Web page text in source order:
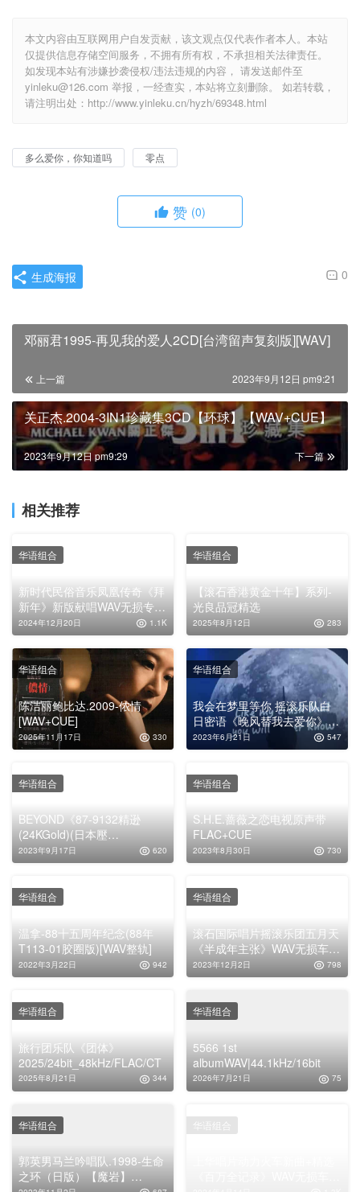
本文内容由互联网用户自发贡献，该文观点仅代表作者本人。本站
仅提供信息存储空间服务，不拥有所有权，不承担相关法律责任。
如发现本站有涉嫌抄袭侵权/违法违规的内容， 请发送邮件至
yinleku@126.com 举报，一经查实，本站将立刻删除。 如若转载，
请注明出处：http://www.yinleku.cn/hyzh/69348.html
多么爱你，你知道吗 零点
赞 (0)
0
生成海报
邓丽君1995-再见我的爱人2CD[台湾留声复刻版][WAV]
上一篇 2023年9月12日 pm9:21
关正杰.2004-3IN1珍藏集3CD【环球】【WAV+CUE】
下一篇
2023年9月12日 pm9:29
相关推荐
新时代民俗音乐凤凰传奇《拜
新年》新版献唱WAV无损专辑
下载
2024年12月20日 1.1K
华语组合
【滚石香港黄金十年】系列-
光良品冠精选
2025年8月12日 283
华语组合
陈洁丽鲍比达.2009-侬情
[WAV+CUE]
2025年11月17日 330
华语组合
我会在梦里等你 摇滚乐队白
日密语《晚风替我去爱你》
MP3下载
2023年6月21日 547
华语组合
BEYOND《87-9132精逊
(24KGold)(日本壓
碟)2CD2020[低速原抓
WAV+CUE]
2023年9月17日 620
华语组合
S.H.E.蔷薇之恋电视原声带
FLAC+CUE
2023年8月30日 730
华语组合
温拿-88十五周年纪念(88年
T113-01胶圈版)[WAV整轨]
2022年3月22日 942
华语组合
滚石国际唱片摇滚乐团五月天
《半成年主张》WAV无损车载
音乐下载
2023年12月2日 798
华语组合
旅行团乐队《团体》
2025/24bit_48kHz/FLAC/CT
2025年8月21日 344
华语组合
5566 1st
albumWAV|44.1kHz/16bit
2026年7月21日 75
华语组合
郭英男马兰吟唱队.1998-生命
之环（日版）【魔岩】
华语组合 华语组合